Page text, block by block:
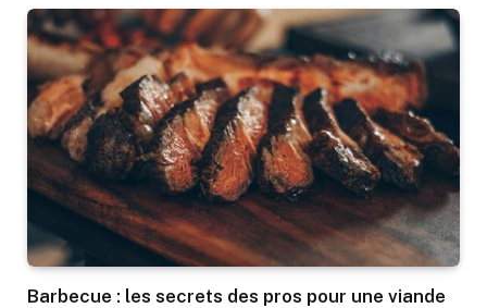
Barbecue : les secrets des pros pour une viande